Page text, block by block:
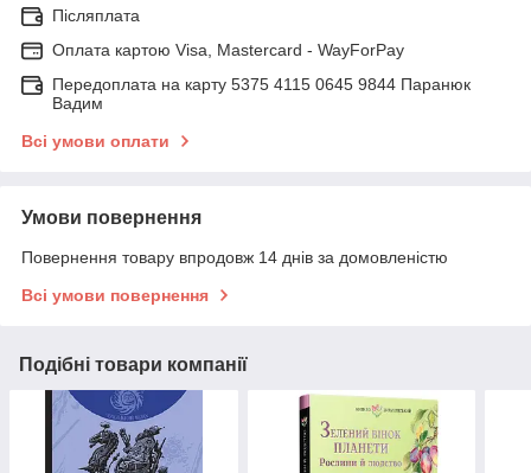
Післяплата
Оплата картою Visa, Mastercard - WayForPay
Передоплата на карту 5375 4115 0645 9844 Паранюк
Вадим
Всі умови оплати
Умови повернення
Повернення товару впродовж 14 днів за домовленістю
Всі умови повернення
Подібні товари компанії